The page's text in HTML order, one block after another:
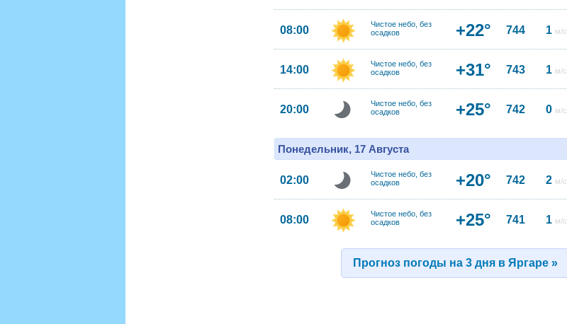
08:00
Чистое небо, без
осадков
+22° 744 1 м/с
14:00
Чистое небо, без
осадков
+31° 743 1 м/с
20:00
Чистое небо, без
осадков
+25° 742 0 м/с
Понедельник, 17 Августа
02:00
Чистое небо, без
осадков
+20° 742 2 м/с
08:00
Чистое небо, без
осадков
+25° 741 1 м/с
Прогноз погоды на 3 дня в Яргаре »